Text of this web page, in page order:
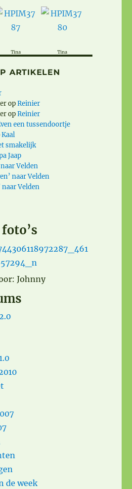
Tina Tina
ARTIKELEN
opReinier
opReinier
een tussendoortje
Kaal
smakelijk
Jaap
naar Velden
naar Velden
naar Velden
Johnny
de week